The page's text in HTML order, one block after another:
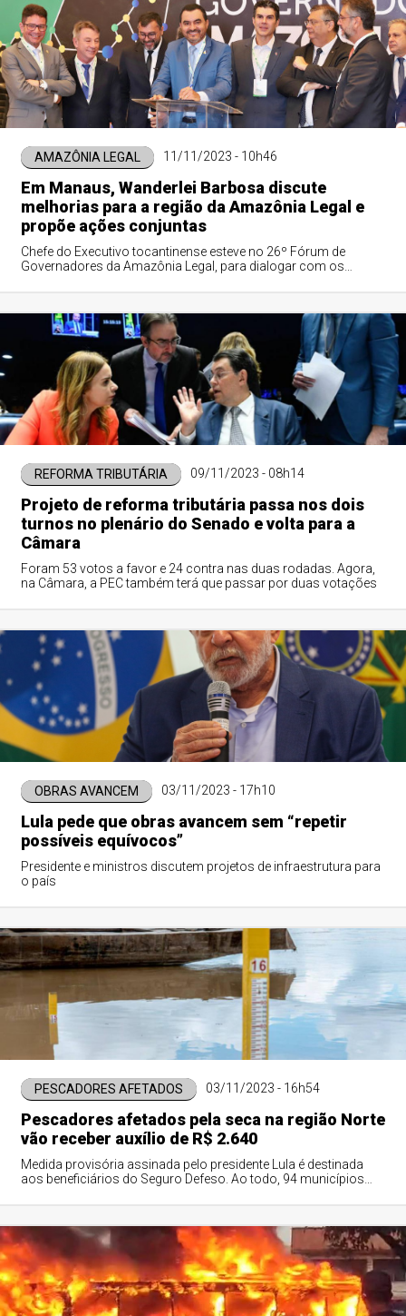
AMAZÔNIA LEGAL 11/11/2023 - 10h46
Em Manaus, Wanderlei Barbosa discute
melhorias para a região da Amazônia Legal e
propõe ações conjuntas
Chefe do Executivo tocantinense esteve no 26º Fórum de
Governadores da Amazônia Legal, para dialogar com os
REFORMA TRIBUTÁRIA 09/11/2023 - 08h14
Projeto de reforma tributária passa nos dois
turnos no plenário do Senado e volta para a
Câmara
Foram 53 votos a favor e 24 contra nas duas rodadas. Agora,
na Câmara, a PEC também terá que passar por duas votações
OBRAS AVANCEM 03/11/2023 - 17h10
Lula pede que obras avancem sem “repetir
possíveis equívocos”
Presidente e ministros discutem projetos de infraestrutura para
o país
PESCADORES AFETADOS 03/11/2023 - 16h54
Pescadores afetados pela seca na região Norte
vão receber auxílio de R$ 2.640
Medida provisória assinada pelo presidente Lula é destinada
aos beneficiários do Seguro Defeso. Ao todo, 94 municípios